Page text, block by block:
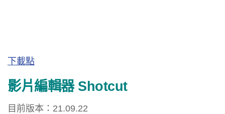
下載點
影片編輯器 Shotcut
目前版本：21.09.22